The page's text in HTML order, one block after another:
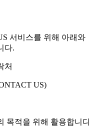
서비스를 위해 아래와
다.
처
US)
목적을 위해 활용합니